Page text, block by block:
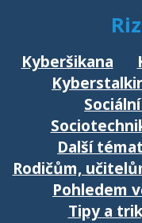
Kyberšikana
Další
Rodičům,
Pohledem
Tipy a